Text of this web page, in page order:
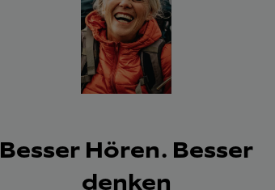
Besser Hören. Besser
denken